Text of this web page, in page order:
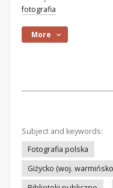
fotografia
More
Subject and keywords:
Fotografia polska
Giżycko (woj.